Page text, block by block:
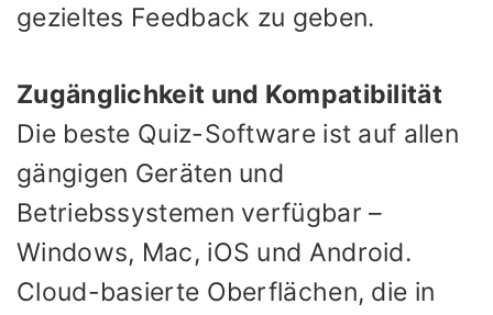
gezieltes Feedback zu geben.
Zugänglichkeit und Kompatibilität
Die beste Quiz-Software ist auf allen
gängigen Geräten und
Betriebssystemen verfügbar –
Windows, Mac, iOS und Android.
Cloud-basierte Oberflächen, die in